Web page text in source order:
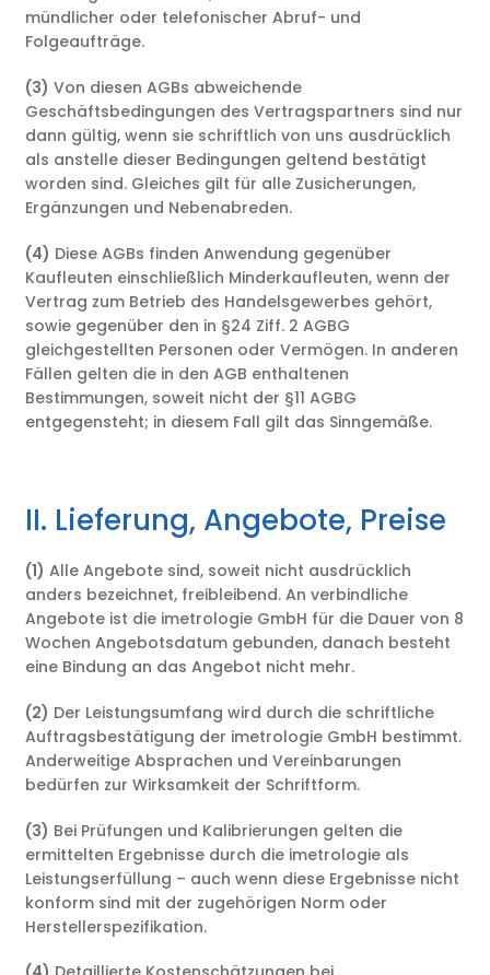
mündlicher oder telefonischer Abruf- und
Folgeaufträge.
(3) Von diesen AGBs abweichende
Geschäftsbedingungen des Vertragspartners sind nur
dann gültig, wenn sie schriftlich von uns ausdrücklich
als anstelle dieser Bedingungen geltend bestätigt
worden sind. Gleiches gilt für alle Zusicherungen,
Ergänzungen und Nebenabreden.
(4) Diese AGBs finden Anwendung gegenüber
Kaufleuten einschließlich Minderkaufleuten, wenn der
Vertrag zum Betrieb des Handelsgewerbes gehört,
sowie gegenüber den in §24 Ziff. 2 AGBG
gleichgestellten Personen oder Vermögen. In anderen
Fällen gelten die in den AGB enthaltenen
Bestimmungen, soweit nicht der §11 AGBG
entgegensteht; in diesem Fall gilt das Sinngemäße.
II. Lieferung, Angebote, Preise
(1) Alle Angebote sind, soweit nicht ausdrücklich
anders bezeichnet, freibleibend. An verbindliche
Angebote ist die imetrologie GmbH für die Dauer von 8
Wochen Angebotsdatum gebunden, danach besteht
eine Bindung an das Angebot nicht mehr.
(2) Der Leistungsumfang wird durch die schriftliche
Auftragsbestätigung der imetrologie GmbH bestimmt.
Anderweitige Absprachen und Vereinbarungen
bedürfen zur Wirksamkeit der Schriftform.
(3) Bei Prüfungen und Kalibrierungen gelten die
ermittelten Ergebnisse durch die imetrologie als
Leistungserfüllung – auch wenn diese Ergebnisse nicht
konform sind mit der zugehörigen Norm oder
Herstellerspezifikation.